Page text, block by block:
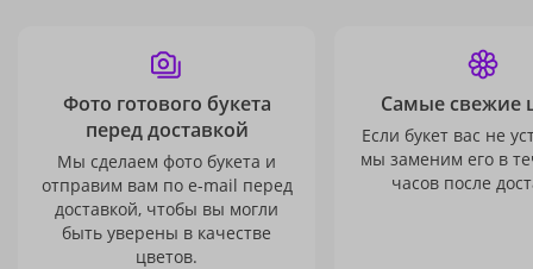
Фото готового букета
перед доставкой
Мы сделаем фото букета и
отправим вам по e-mail перед
доставкой, чтобы вы могли
быть уверены в качестве
цветов.
Самые свежие
Если букет вас не
мы заменим его в
часов после